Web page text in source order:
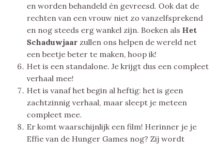
en worden behandeld én gevreesd. Ook dat de
rechten van een vrouw niet zo vanzelfsprekend
en nog steeds erg wankel zijn. Boeken als Het
Schaduwjaar zullen ons helpen de wereld net
een beetje beter te maken, hoop ik!
Het is een standalone. Je krijgt dus een compleet
verhaal mee!
Het is vanaf het begin al heftig: het is geen
zachtzinnig verhaal, maar sleept je meteen
compleet mee.
Er komt waarschijnlijk een film! Herinner je je
Effie van de Hunger Games nog? Zij wordt